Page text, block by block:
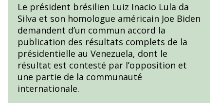
Le président brésilien Luiz Inacio Lula da
Silva et son homologue américain Joe Biden
demandent d’un commun accord la
publication des résultats complets de la
présidentielle au Venezuela, dont le
résultat est contesté par l’opposition et
une partie de la communauté
internationale.